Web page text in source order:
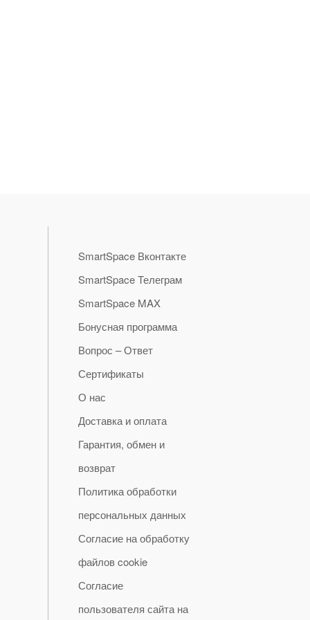
SmartSpace Вконтакте
SmartSpace Телеграм
SmartSpace MAX
Бонусная программа
Вопрос – Ответ
Сертификаты
О нас
Доставка и оплата
Гарантия, обмен и
возврат
Политика обработки
персональных данных
Согласие на обработку
файлов cookie
Согласие
пользователя сайта на